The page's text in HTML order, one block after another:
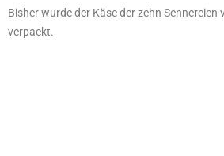
Bisher wurde der Käse der zehn Sennereien
verpackt.